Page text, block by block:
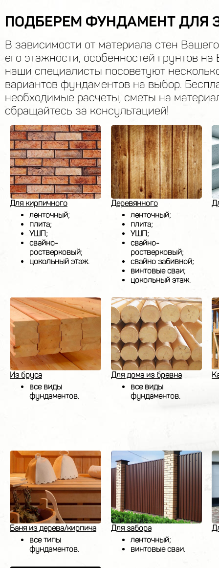
ПОДБЕРЕМ ФУНДАМЕНТ ДЛЯ
В зависимости от материала стен
его этажности, особенностей грунтов
наши специалисты посоветуют
вариантов фундаментов на выбор.
необходимые расчеты, сметы на
обращайтесь за консультацией!
Для кирпичного
ленточный;
плита;
УШП;
свайно-
ростверковый;
цокольный этаж.
Деревянного
ленточный;
плита;
УШП;
свайно-
ростверковый;
свайно забивной;
винтовые сваи;
цокольный этаж.
Из бруса
все виды
фундаментов.
Для дома из бревна
все виды
фундаментов.
Баня из дерева/кирпича
все типы
фундаментов.
Для забора
ленточный;
винтовые сваи.